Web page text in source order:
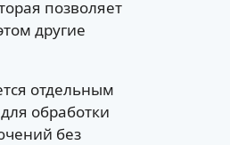
позволяет
другие
отдельным
обработки
без